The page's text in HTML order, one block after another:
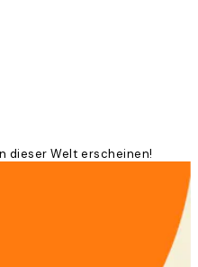
dieser Welt erscheinen!